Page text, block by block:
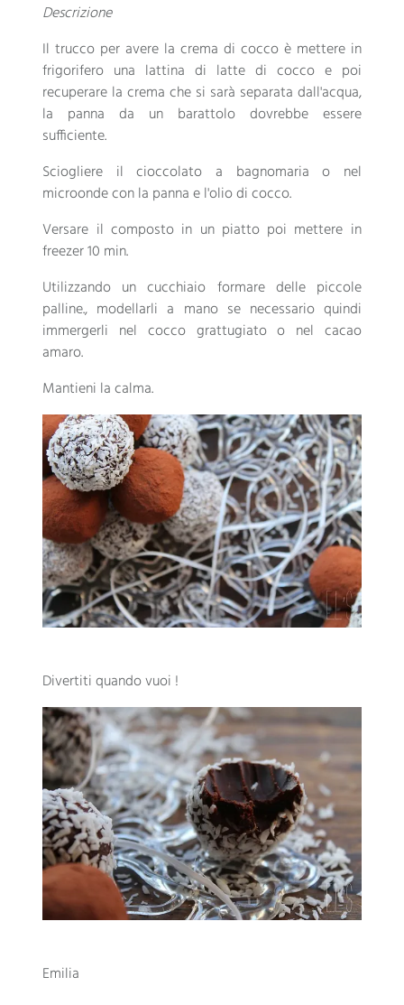
Descrizione
Il trucco per avere la crema di cocco è mettere in
frigorifero una lattina di latte di cocco e poi
recuperare la crema che si sarà separata dall'acqua,
la panna da un barattolo dovrebbe essere
sufficiente.
Sciogliere il cioccolato a bagnomaria o nel
microonde con la panna e l'olio di cocco.
Versare il composto in un piatto poi mettere in
freezer 10 min.
Utilizzando un cucchiaio formare delle piccole
palline., modellarli a mano se necessario quindi
immergerli nel cocco grattugiato o nel cacao
amaro.
Mantieni la calma.
Divertiti quando vuoi !
Emilia